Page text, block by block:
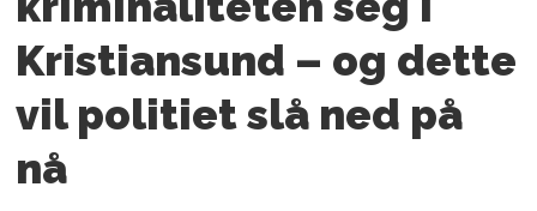
Kristiansund – og dette
vil politiet slå ned på
nå